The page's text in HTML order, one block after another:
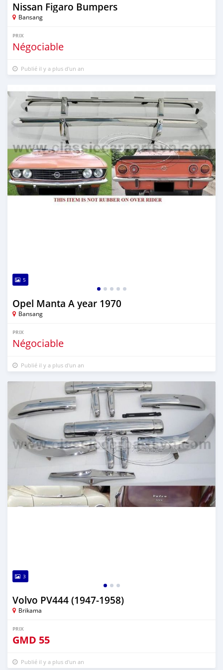
Nissan Figaro Bumpers
Bansang
PRIX
Négociable
Publié il y a plus d'un an
5
Opel Manta A year 1970
Bansang
PRIX
Négociable
Publié il y a plus d'un an
3
Volvo PV444 (1947-1958)
Brikama
PRIX
GMD 55
Publié il y a plus d'un an